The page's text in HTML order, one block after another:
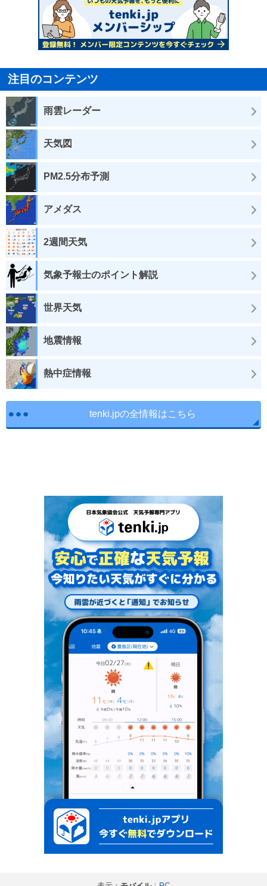
注目のコンテンツ
雨雲レーダー
天気図
PM2.5分布予測
アメダス
2週間天気
気象予報士のポイント解説
世界天気
地震情報
熱中症情報
tenki.jpの全情報はこちら